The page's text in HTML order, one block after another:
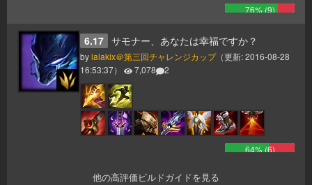
76% (9)
6.17 サモナー、あなたは幸福ですか？
bylalakix＠第三回チャレンジカップ（更新:2016-08-28
16:53:37） 7,078 2
64% (6)
他の高評価ビルドガイドを見る